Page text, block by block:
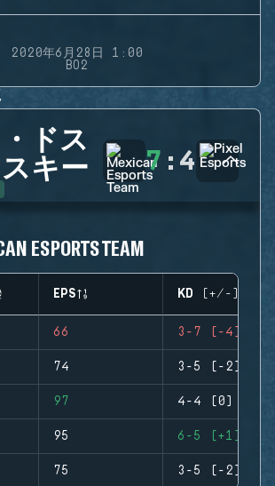
2020年6月28日 1:00
BO2
ドス
キー
7 : 4
ESPORTS TEAM
EPS KD (+/-)
66 3-7 (-4)
74 3-5 (-2)
97 4-4 (0)
95 6-5 (+1)
75 3-5 (-2)